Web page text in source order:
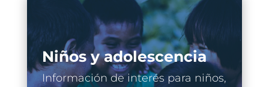
Niños y adolescencia
Información de interés para niños,